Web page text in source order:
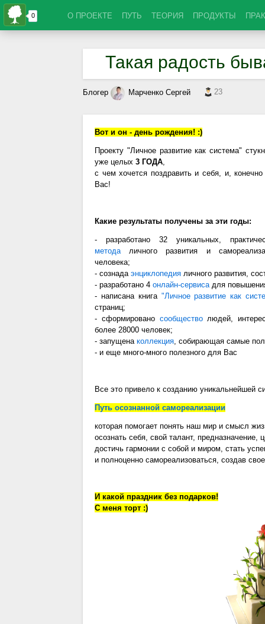
О ПРОЕКТЕ ПУТЬ ТЕОРИЯ ПРОДУКТЫ
Такая радость
Блогер Марченко Сергей 23
Вот и он - день рождения! :)
Проекту "Личное развитие как система"
уже целых 3 ГОДА,
с чем хочется поздравить и себя, и,
Вас!
Какие результаты получены за эти годы:
- разработано 32 уникальных,
методаличного развития и
человека;
- сознада энциклопедия личного развития,
- разработано 4 онлайн-сервисадля
- написана книга "Личное развитие как
страниц;
- сформировано сообществолюдей,
более 28000 человек;
- запущена коллекция, собирающая самые
- и еще много-много полезного для Вас
Все это привело к созданию уникальнейшей
Путь осознанной самореализации
которая помогает понять наш мир и смысл
осознать себя, свой талант, предназначение,
достичь гармонии с собой и миром, стать
и полноценно самореализоваться, создав
И какой праздник без подарков!
C меня торт :)